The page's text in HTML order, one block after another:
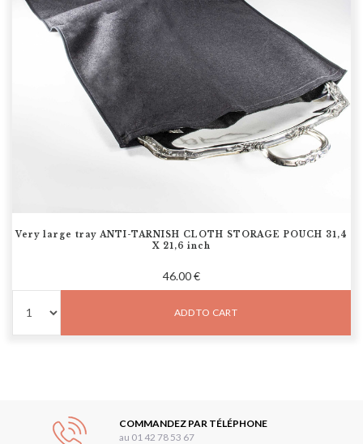
Very large tray ANTI-TARNISH CLOTH STORAGE POUCH 31,4
X 21,6 inch
46.00 €
ADD TO CART
COMMANDEZ PAR TÉLÉPHONE
au 01 42 78 53 67